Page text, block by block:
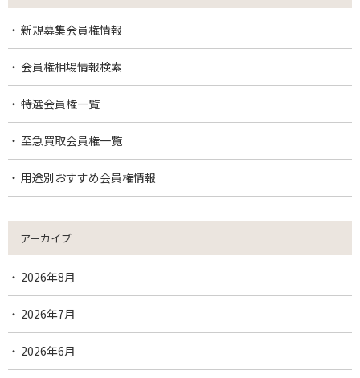
新規募集会員権情報
会員権相場情報検索
特選会員権一覧
至急買取会員権一覧
用途別おすすめ会員権情報
アーカイブ
2026年8月
2026年7月
2026年6月